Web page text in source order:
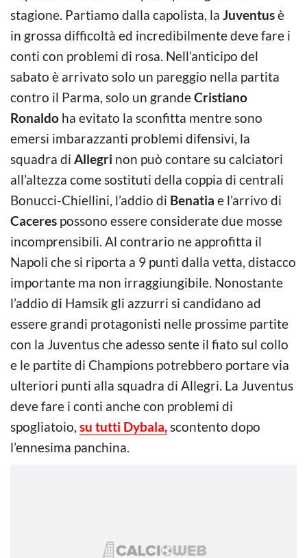
stagione. Partiamo dalla capolista, la Juventusè
in grossa difficoltà ed incredibilmente deve fare i
conti con problemi di rosa. Nell’anticipo del
sabato è arrivato solo un pareggio nella partita
contro il Parma, solo un grandeCristiano
Ronaldo ha evitato la sconfitta mentre sono
emersi imbarazzanti problemi difensivi, la
squadra di Allegri non può contare su calciatori
all’altezza come sostituti della coppia di centrali
Bonucci-Chiellini, l’addio di Benatia e l’arrivo di
Caceres possono essere considerate due mosse
incomprensibili. Al contrario ne approfitta il
Napoli che si riporta a 9 punti dalla vetta, distacco
importante ma non irraggiungibile. Nonostante
l’addio di Hamsik gli azzurri si candidano ad
essere grandi protagonisti nelle prossime partite
con la Juventus che adesso sente il fiato sul collo
e le partite di Champions potrebbero portare via
ulteriori punti alla squadra di Allegri. La Juventus
deve fare i conti anche con problemi di
spogliatoio, su tutti Dybala,scontento dopo
l’ennesima panchina.